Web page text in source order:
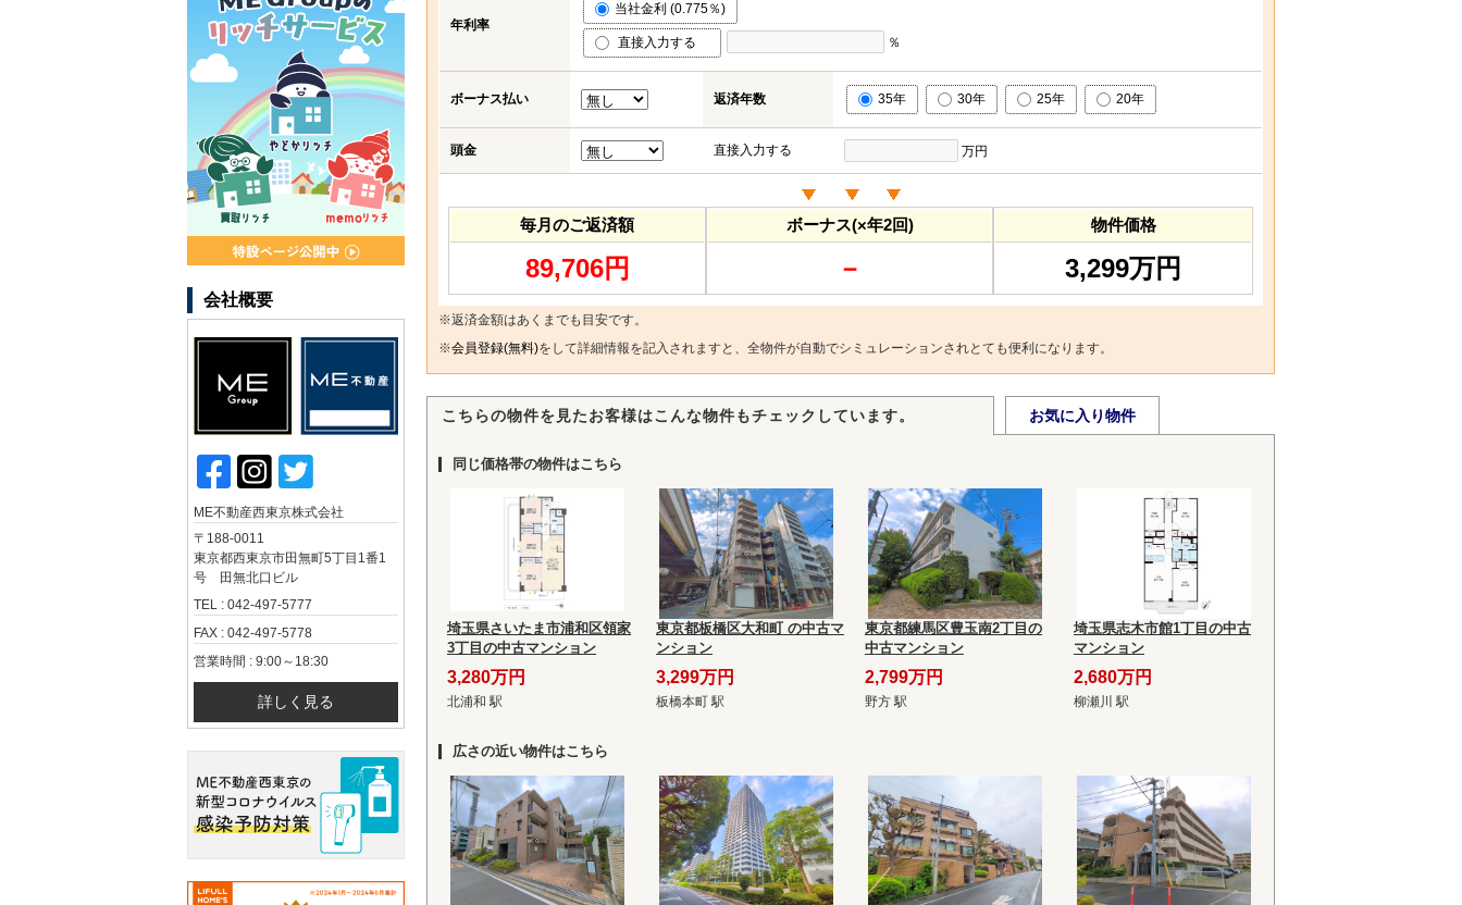
年利率
当社金利 (0.775％)
直接入力する ％
ボーナス払い 返済年数 35年 30年 25年 20年
頭金 直接入力する 万円
毎月のご返済額
89,706円
ボーナス(×年2回)
－
物件価格
3,299万円
※返済金額はあくまでも目安です。
※会員登録(無料)をして詳細情報を記入されますと、全物件が自動でシミュレーションされとても便利になります。
こちらの物件を見たお客様はこんな物件もチェックしています。 お気に入り物件
同じ価格帯の物件はこちら
埼玉県さいたま市浦和区領家
3丁目の中古マンション
3,280万円
北浦和 駅
東京都板橋区大和町 の中古マ
ンション
3,299万円
板橋本町 駅
東京都練馬区豊玉南2丁目の
中古マンション
2,799万円
野方 駅
埼玉県志木市館1丁目の中古
マンション
2,680万円
柳瀬川 駅
広さの近い物件はこちら
会社概要
ME不動産西東京株式会社
〒188-0011
東京都西東京市田無町5丁目1番1
号 田無北口ビル
TEL : 042-497-5777
FAX : 042-497-5778
営業時間 : 9:00～18:30
詳しく見る